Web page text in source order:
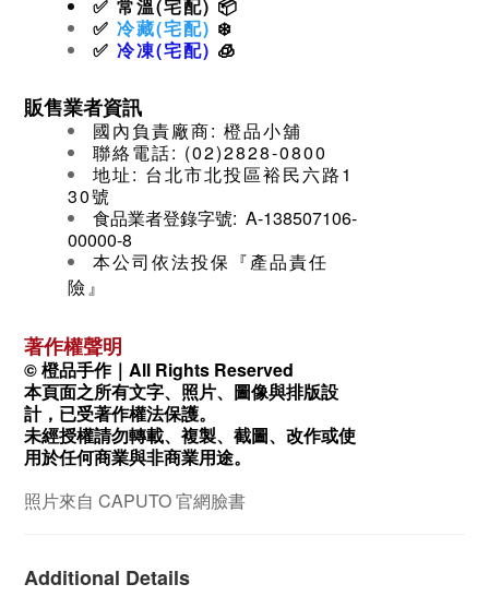
✅ 常溫(宅配) 📦
✅ 冷藏(宅配) ❄️
✅ 冷凍(宅配) 🧊
販售業者資訊
國內負責廠商: 橙品小舖
聯絡電話: (02)2828-0800
地址: 台北市北投區裕民六路1
30號
食品業者登錄字號: A-138507106-
00000-8
本公司依法投保『產品責任
險』
著作權聲明
© 橙品手作｜All Rights Reserved
本頁面之所有文字、照片、圖像與排版設
計，已受著作權法保護。
未經授權請勿轉載、複製、截圖、改作或使
用於任何商業與非商業用途。
照片來自 CAPUTO 官網臉書
Additional Details